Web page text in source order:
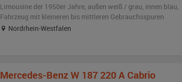
Limousine der 1950er Jahre, außen weiß / grau, innen blau,
Fahrzeug mit kleineren bis mittleren Gebrauchsspuren
Nordrhein-Westfalen
Mercedes-Benz W 187 220 A Cabrio